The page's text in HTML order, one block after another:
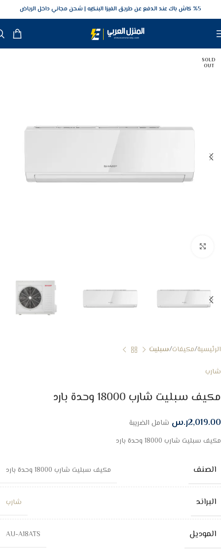
5‎% كاش باك عند الدفع عن طريق الفيزا البنكيه شحن مجاني داخل الرياض
SOLD
OUT
الرئيسية مكيفات سبليت
شارب
مكيف سبليت شارب 18000 وحدة بارد
2,019.00ر.س شامل الضريبة
مكيف سبليت شارب 18000 وحدة بارد
الصنف مكيف سبليت شارب 18000 وحدة بارد
البراند شارب
الموديل AU-A18ATS